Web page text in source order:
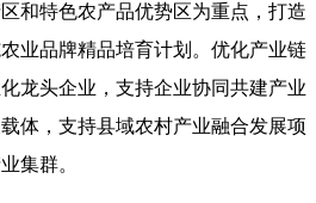
和特色农产品优势区为重点，打造
业品牌精品培育计划。优化产业链
龙头企业，支持企业协同共建产业
体，支持县域农村产业融合发展项
集群。